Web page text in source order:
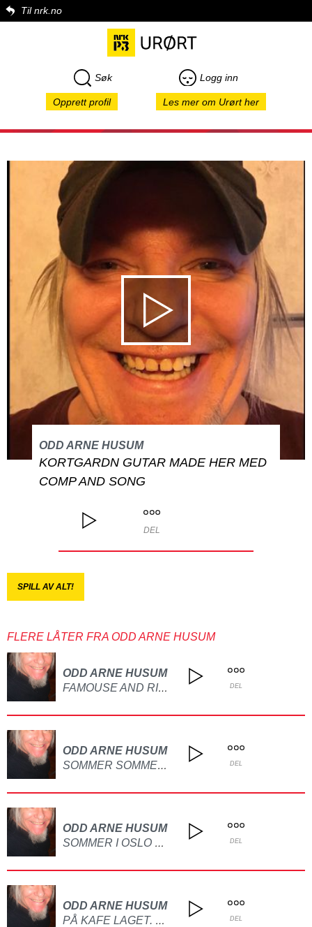
Til nrk.no
Søk Logg inn
Opprett profil Les mer om Urørt her
ODD ARNE HUSUM
KORTGARDN GUTAR MADE HER MED
COMP AND SONG
DEL
SPILL AV ALT!
FLERE LÅTER FRA ODD ARNE HUSUM
ODD ARNE HUSUM
FAMOUSE AND RICH LAGET PÅ GITAR DEL
ODD ARNE HUSUM
SOMMER SOMMER DET ER DET VI VI HA LAGET PÅ GITAR OG PIANO DEL
ODD ARNE HUSUM
SOMMER I OSLO BY LAGET PÅ GITAR DEL
ODD ARNE HUSUM
PÅ KAFE LAGET. PÅ GITAR DEL